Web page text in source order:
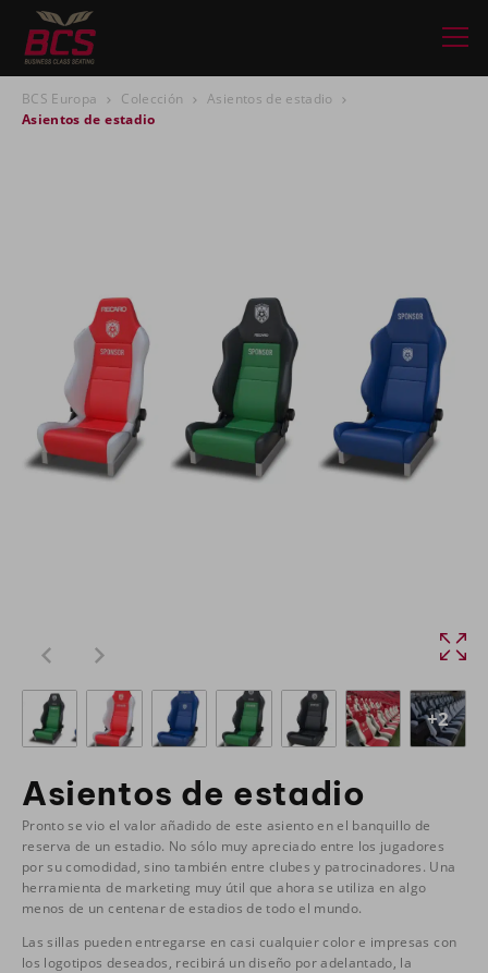
BCS Europa Colección
Asientos de estadio
Asientos de estadio
+2
Asientos de estadio
Pronto se vio el valor añadido de este asiento en el banquillo de
reserva de un estadio. No sólo muy apreciado entre los jugadores
por su comodidad, sino también entre clubes y patrocinadores. Una
herramienta de marketing muy útil que ahora se utiliza en algo
menos de un centenar de estadios de todo el mundo.
Las sillas pueden entregarse en casi cualquier color e impresas con
los logotipos deseados, recibirá un diseño por adelantado, la